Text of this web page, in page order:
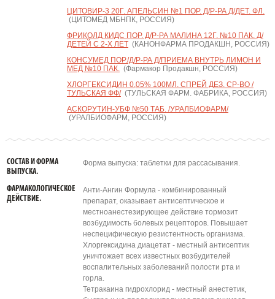
ЦИТОВИР-3 20Г. АПЕЛЬСИН №1 ПОР. Д/Р-РА Д/ДЕТ. ФЛ.
(ЦИТОМЕД МБНПК, РОССИЯ)
ФРИКОЛД КИДС ПОР. Д/Р-РА МАЛИНА 12Г. №10 ПАК. Д/
ДЕТЕЙ С 2-Х ЛЕТ(КАНОНФАРМА ПРОДАКШН, РОССИЯ)
КОНСУМЕД ПОР./Д/Р-РА Д/ПРИЕМА ВНУТРЬ ЛИМОН И
МЕД №10 ПАК.(Фармакор Продакшн, РОССИЯ)
ХЛОРГЕКСИДИН 0,05% 100МЛ. СПРЕЙ ДЕЗ. СР-ВО /
ТУЛЬСКАЯ ФФ/(ТУЛЬСКАЯ ФАРМ. ФАБРИКА, РОССИЯ)
АСКОРУТИН-УБФ №50 ТАБ. /УРАЛБИОФАРМ/
(УРАЛБИОФАРМ, РОССИЯ)
СОСТАВ И ФОРМА
ВЫПУСКА.
Форма выпуска: таблетки для рассасывания.
ФАРМАКОЛОГИЧЕСКОЕ
ДЕЙСТВИЕ.
Анти-Ангин Формула - комбинированный
препарат, оказывает антисептическое и
местноанестезирующее действие тормозит
возбудимость болевых рецепторов. Повышает
неспецифическую резистентность организма.
Хлоргексидина диацетат - местный антисептик
уничтожает всех известных возбудителей
воспалительных заболеваний полости рта и
горла.
Тетракаина гидрохлорид - местный анестетик,